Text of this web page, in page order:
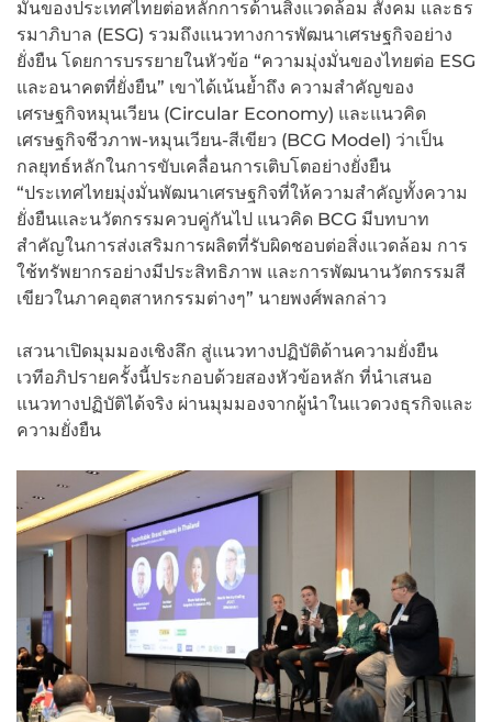
มั่นของประเทศไทยต่อหลักการด้านสิ่งแวดล้อม สังคม และธร
รมาภิบาล (ESG) รวมถึงแนวทางการพัฒนาเศรษฐกิจอย่าง
ยั่งยืน โดยการบรรยายในหัวข้อ “ความมุ่งมั่นของไทยต่อ ESG
และอนาคตที่ยั่งยืน” เขาได้เน้นย้ำถึง ความสำคัญของ
เศรษฐกิจหมุนเวียน (Circular Economy) และแนวคิด
เศรษฐกิจชีวภาพ-หมุนเวียน-สีเขียว (BCG Model) ว่าเป็น
กลยุทธ์หลักในการขับเคลื่อนการเติบโตอย่างยั่งยืน
“ประเทศไทยมุ่งมั่นพัฒนาเศรษฐกิจที่ให้ความสำคัญทั้งความ
ยั่งยืนและนวัตกรรมควบคู่กันไป แนวคิด BCG มีบทบาท
สำคัญในการส่งเสริมการผลิตที่รับผิดชอบต่อสิ่งแวดล้อม การ
ใช้ทรัพยากรอย่างมีประสิทธิภาพ และการพัฒนานวัตกรรมสี
เขียวในภาคอุตสาหกรรมต่างๆ” นายพงศ์พลกล่าว
เสวนาเปิดมุมมองเชิงลึก สู่แนวทางปฏิบัติด้านความยั่งยืน
เวทีอภิปรายครั้งนี้ประกอบด้วยสองหัวข้อหลัก ที่นำเสนอ
แนวทางปฏิบัติได้จริง ผ่านมุมมองจากผู้นำในแวดวงธุรกิจและ
ความยั่งยืน